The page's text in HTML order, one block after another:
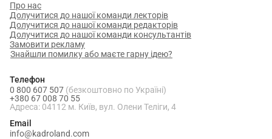
Про нас
Долучитися до нашої команди лекторів
Долучитися до нашої команди редакторів
Долучитися до нашої команди консультантів
Замовити рекламу
Знайшли помилку або маєте гарну ідею?
Телефон
0 800 607 507 (безкоштовно по Україні)
+380 67 008 70 55
Адреса: 04112 м. Київ, вул. Олени Теліги, 4
Email
info@kadroland.com